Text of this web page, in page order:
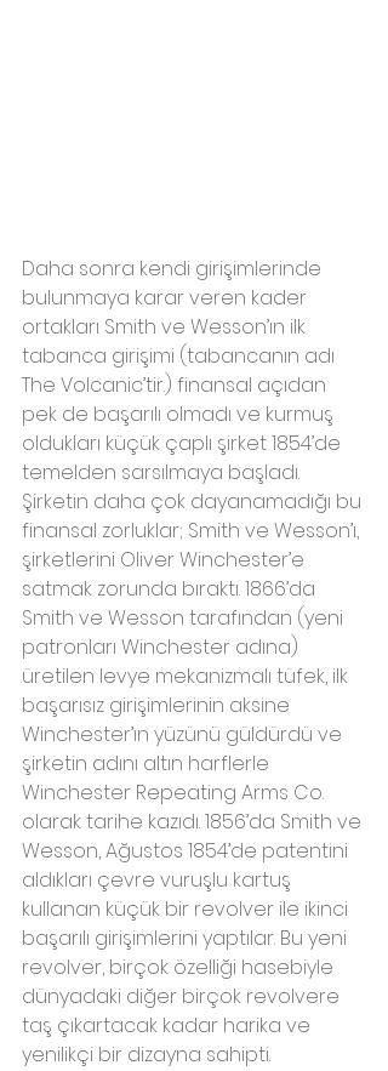
Daha sonra kendi girişimlerinde
bulunmaya karar veren kader
ortakları Smith ve Wesson’ın ilk
tabanca girişimi (tabancanın adı
The Volcanic’tir.) finansal açıdan
pek de başarılı olmadı ve kurmuş
oldukları küçük çaplı şirket 1854’de
temelden sarsılmaya başladı.
Şirketin daha çok dayanamadığı bu
finansal zorluklar; Smith ve Wesson’ı,
şirketlerini Oliver Winchester’e
satmak zorunda bıraktı. 1866’da
Smith ve Wesson tarafından (yeni
patronları Winchester adına)
üretilen levye mekanizmalı tüfek, ilk
başarısız girişimlerinin aksine
Winchester’ın yüzünü güldürdü ve
şirketin adını altın harflerle
Winchester Repeating Arms Co.
olarak tarihe kazıdı. 1856’da Smith ve
Wesson, Ağustos 1854’de patentini
aldıkları çevre vuruşlu kartuş
kullanan küçük bir revolver ile ikinci
başarılı girişimlerini yaptılar. Bu yeni
revolver, birçok özelliği hasebiyle
dünyadaki diğer birçok revolvere
taş çıkartacak kadar harika ve
yenilikçi bir dizayna sahipti.